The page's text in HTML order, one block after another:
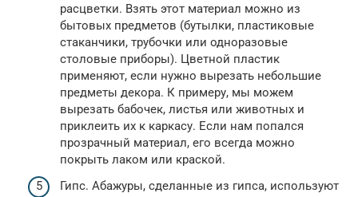
расцветки. Взять этот материал можно из
бытовых предметов (бутылки, пластиковые
стаканчики, трубочки или одноразовые
столовые приборы). Цветной пластик
применяют, если нужно вырезать небольшие
предметы декора. К примеру, мы можем
вырезать бабочек, листья или животных и
приклеить их к каркасу. Если нам попался
прозрачный материал, его всегда можно
покрыть лаком или краской.
Гипс. Абажуры, сделанные из гипса, используют